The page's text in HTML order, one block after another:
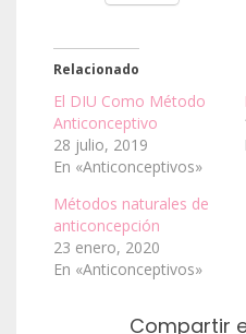
Relacionado
El DIU Como Método
Anticonceptivo
28 julio, 2019
En «Anticonceptivos»
Métodos naturales de
anticoncepción
23 enero, 2020
En «Anticonceptivos»
Compartir